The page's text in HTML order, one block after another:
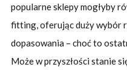
popularne sklepy mogłyby
fitting, oferując duży wybór
dopasowania – choć to
Może w przyszłości stanie